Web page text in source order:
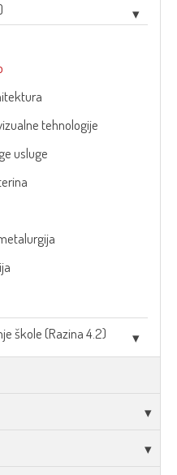
tehnologije
usluge
škole (Razina 4.2)